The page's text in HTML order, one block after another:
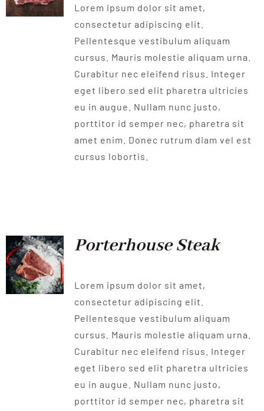
Lorem ipsum dolor sit amet,
consectetur adipiscing elit.
Pellentesque vestibulum aliquam
cursus. Mauris molestie aliquam urna.
Curabitur nec eleifend risus. Integer
eget libero sed elit pharetra ultricies
eu in augue. Nullam nunc justo,
porttitor id semper nec, pharetra sit
amet enim. Donec rutrum diam vel est
cursus lobortis.
Porterhouse Steak
Lorem ipsum dolor sit amet,
consectetur adipiscing elit.
Pellentesque vestibulum aliquam
cursus. Mauris molestie aliquam urna.
Curabitur nec eleifend risus. Integer
eget libero sed elit pharetra ultricies
eu in augue. Nullam nunc justo,
porttitor id semper nec, pharetra sit